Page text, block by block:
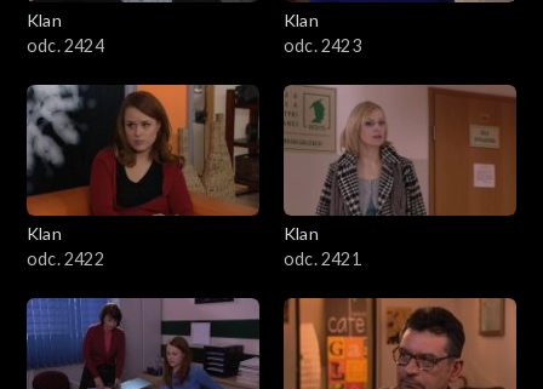
Klan
odc. 2424
Klan
odc. 2423
Klan
odc. 2422
Klan
odc. 2421